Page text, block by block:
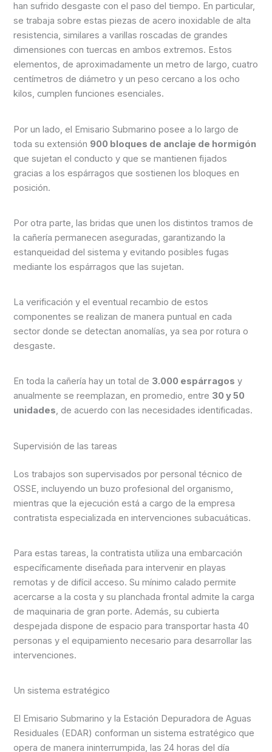
han sufrido desgaste con el paso del tiempo. En particular,
se trabaja sobre estas piezas de acero inoxidable de alta
resistencia, similares a varillas roscadas de grandes
dimensiones con tuercas en ambos extremos. Estos
elementos, de aproximadamente un metro de largo, cuatro
centímetros de diámetro y un peso cercano a los ocho
kilos, cumplen funciones esenciales.
Por un lado, el Emisario Submarino posee a lo largo de
toda su extensión 900 bloques de anclaje de hormigón
que sujetan el conducto y que se mantienen fijados
gracias a los espárragos que sostienen los bloques en
posición.
Por otra parte, las bridas que unen los distintos tramos de
la cañería permanecen aseguradas, garantizando la
estanqueidad del sistema y evitando posibles fugas
mediante los espárragos que las sujetan.
La verificación y el eventual recambio de estos
componentes se realizan de manera puntual en cada
sector donde se detectan anomalías, ya sea por rotura o
desgaste.
En toda la cañería hay un total de 3.000 espárragos y
anualmente se reemplazan, en promedio, entre 30 y 50
unidades, de acuerdo con las necesidades identificadas.
Supervisión de las tareas
Los trabajos son supervisados por personal técnico de
OSSE, incluyendo un buzo profesional del organismo,
mientras que la ejecución está a cargo de la empresa
contratista especializada en intervenciones subacuáticas.
Para estas tareas, la contratista utiliza una embarcación
específicamente diseñada para intervenir en playas
remotas y de difícil acceso. Su mínimo calado permite
acercarse a la costa y su planchada frontal admite la carga
de maquinaria de gran porte. Además, su cubierta
despejada dispone de espacio para transportar hasta 40
personas y el equipamiento necesario para desarrollar las
intervenciones.
Un sistema estratégico
El Emisario Submarino y la Estación Depuradora de Aguas
Residuales (EDAR) conforman un sistema estratégico que
opera de manera ininterrumpida, las 24 horas del día